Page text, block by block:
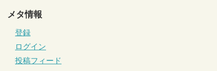
メタ情報
登録
ログイン
投稿フィード